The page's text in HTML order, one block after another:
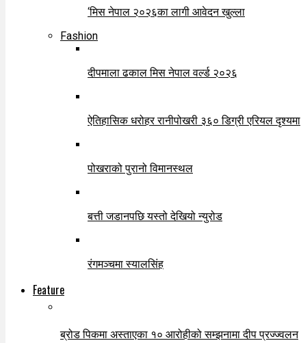
‘मिस नेपाल २०२६का लागी आवेदन खुल्ला
Fashion
दीपमाला ढकाल मिस नेपाल वर्ल्ड २०२६
ऐतिहासिक धरोहर रानीपोखरी ३६० डिग्री एरियल दृश्यमा
पोखराको पुरानो विमानस्थल
बत्ती जडानपछि यस्तो देखियो न्युरोड
रंगमञ्चमा स्यालसिंह
Feature
ब्रोड पिकमा अस्ताएका १० आरोहीको सम्झनामा दीप प्रज्ज्वलन